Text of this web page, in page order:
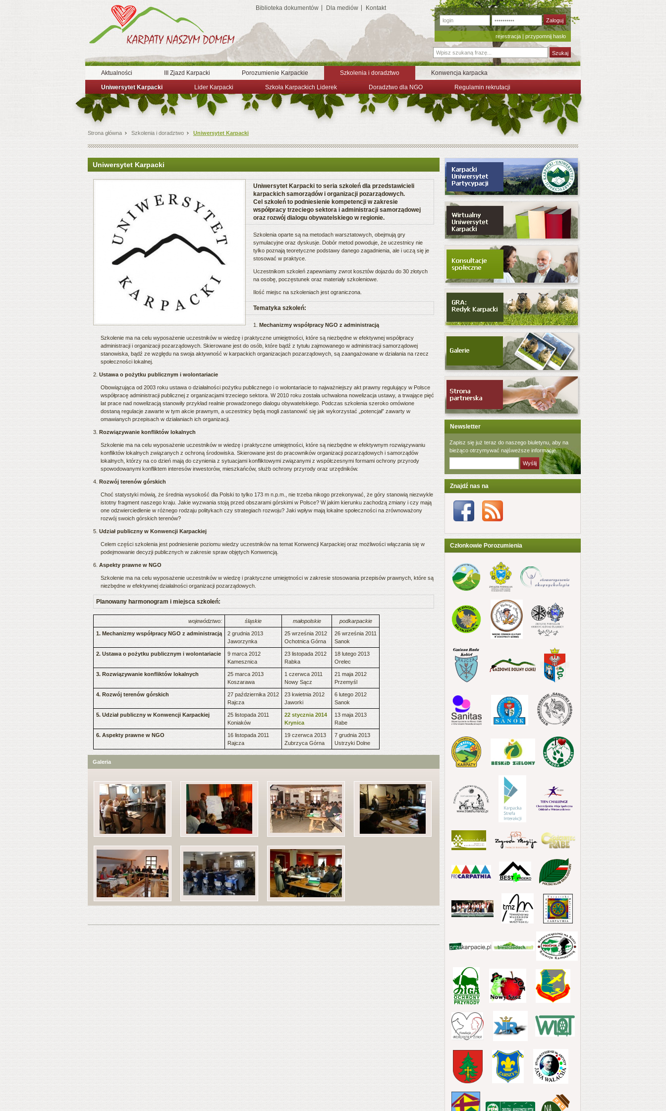
Biblioteka dokumentów Dla mediów Kontakt
Aktualności III Zjazd Karpacki Porozumienie Karpackie Szkolenia i doradztwo
Uniwersytet Karpacki Lider Karpacki Szkoła Karpackich Liderek Doradztwo dla NGO Regulamin rekrutacji
Konwencja karpacka
Kalendarz wydarzeń
rejestracja | przypomnij hasło
Strona główna Szkolenia i doradztwo Uniwersytet Karpacki
Uniwersytet Karpacki
Uniwersytet Karpacki to seria szkoleń dla przedstawicieli
karpackich samorządów i organizacji pozarządowych.
Cel szkoleń to podniesienie kompetencji w zakresie
współpracy trzeciego sektora i administracji samorządowej
oraz rozwój dialogu obywatelskiego w regionie.
Szkolenia oparte są na metodach warsztatowych, obejmują gry
symulacyjne oraz dyskusje. Dobór metod powoduje, że uczestnicy nie
tylko poznają teoretyczne podstawy danego zagadnienia, ale i uczą się je
stosować w praktyce.
Uczestnikom szkoleń zapewniamy zwrot kosztów dojazdu do 30 złotych
na osobę, poczęstunek oraz materiały szkoleniowe.
Ilość miejsc na szkoleniach jest ograniczona.
Tematyka szkoleń:
1. Mechanizmy współpracy NGO z administracją
Szkolenie ma na celu wyposażenie uczestników w wiedzę i praktyczne umiejętności, które są niezbędne w efektywnej współpracy
administracji i organizacji pozarządowych. Skierowane jest do osób, które bądź z tytułu zajmowanego w administracji samorządowej
stanowiska, bądź ze względu na swoja aktywność w karpackich organizacjach pozarządowych, są zaangażowane w działania na rzecz
społeczności lokalnej.
2. Ustawa o pożytku publicznym i wolontariacie
Obowiązująca od 2003 roku ustawa o działalności pożytku publicznego i o wolontariacie to najważniejszy akt prawny regulujący w Polsce
współpracę administracji publicznej z organizacjami trzeciego sektora. W 2010 roku została uchwalona nowelizacja ustawy, a trwające pięć
lat prace nad nowelizacją stanowiły przykład realnie prowadzonego dialogu obywatelskiego. Podczas szkolenia szeroko omówione
dostaną regulacje zawarte w tym akcie prawnym, a uczestnicy będą mogli zastanowić się jak wykorzystać „potencjał” zawarty w
omawianych przepisach w działaniach ich organizacji.
3. Rozwiązywanie konfliktów lokalnych
Szkolenie ma na celu wyposażenie uczestników w wiedzę i praktyczne umiejętności, które są niezbędne w efektywnym rozwiązywaniu
konfliktów lokalnych związanych z ochroną środowiska. Skierowane jest do pracowników organizacji pozarządowych i samorządów
lokalnych, którzy na co dzień mają do czynienia z sytuacjami konfliktowymi związanymi z współczesnymi formami ochrony przyrody
spowodowanymi konfliktem interesów inwestorów, mieszkańców, służb ochrony przyrody oraz urzędników.
4. Rozwój terenów górskich
Choć statystyki mówią, że średnia wysokość dla Polski to tylko 173 m n.p.m., nie trzeba nikogo przekonywać, że góry stanowią niezwykle
istotny fragment naszego kraju. Jakie wyzwania stoją przed obszarami górskimi w Polsce? W jakim kierunku zachodzą zmiany i czy mają
one odzwierciedlenie w różnego rodzaju politykach czy strategiach rozwoju? Jaki wpływ mają lokalne społeczności na zrównoważony
rozwój swoich górskich terenów?
5. Udział publiczny w Konwencji Karpackiej
Celem części szkolenia jest podniesienie poziomu wiedzy uczestników na temat Konwencji Karpackiej oraz możliwości włączania się w
podejmowanie decyzji publicznych w zakresie spraw objętych Konwencją.
6. Aspekty prawne w NGO
Szkolenie ma na celu wyposażenie uczestników w wiedzę i praktyczne umiejętności w zakresie stosowania przepisów prawnych, które są
niezbędne w efektywnej działalności organizacji pozarządowych.
Planowany harmonogram i miejsca szkoleń:
województwo: śląskie małopolskie podkarpackie
1. Mechanizmy współpracy NGO z administracją
2 grudnia 2013
Jaworzynka
25 września 2012
Ochotnica Górna
26 września 2011
Sanok
2. Ustawa o pożytku publicznym i wolontariacie
9 marca 2012
Kamesznica
23 listopada 2012
Rabka
18 lutego 2013
Orelec
3. Rozwiązywanie konfliktów lokalnych
25 marca 2013
Koszarawa
1 czerwca 2011
Nowy Sącz
21 maja 2012
Przemyśl
4. Rozwój terenów górskich
27 października 2012
Rajcza
23 kwietnia 2012
Jaworki
6 lutego 2012
Sanok
5. Udział publiczny w Konwencji Karpackiej
25 listopada 2011
Koniaków
22 stycznia 2014
Krynica
13 maja 2013
Rabe
6. Aspekty prawne w NGO
16 listopada 2011
Rajcza
19 czerwca 2013
Zubrzyca Górna
7 grudnia 2013
Ustrzyki Dolne
Galeria
Newsletter
Zapisz się już teraz do naszego biuletynu, aby na
bieżąco otrzymywać najśweższe informacje.
Znajdź nas na
Członkowie Porozumienia